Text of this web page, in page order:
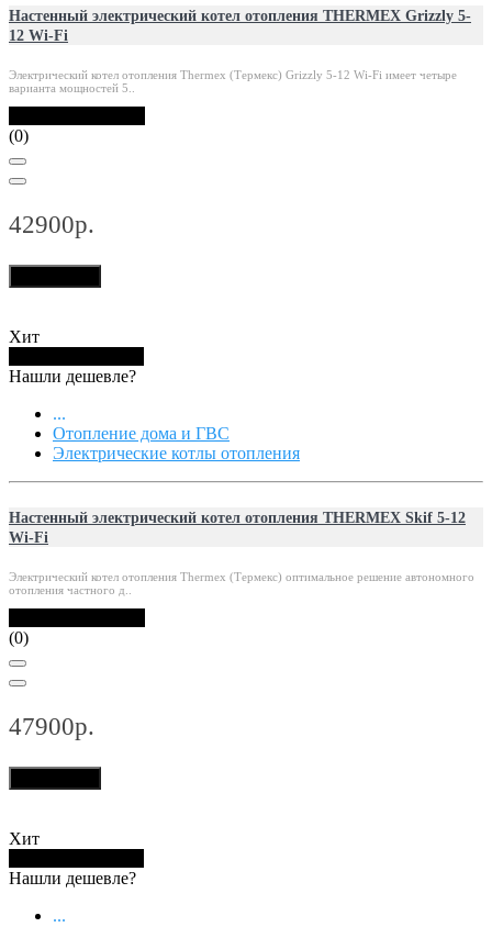
Настенный электрический котел отопления THERMEX Grizzly 5-
12 Wi-Fi
Электрический котел отопления Thermex (Термекс) Grizzly 5-12 Wi-Fi имеет четыре
варианта мощностей 5..
(0)
42900р.
Хит
Нашли дешевле?
...
Отопление дома и ГВС
Электрические котлы отопления
Настенный электрический котел отопления THERMEX Skif 5-12
Wi-Fi
Электрический котел отопления Thermex (Термекс) оптимальное решение автономного
отопления частного д..
(0)
47900р.
Хит
Нашли дешевле?
...